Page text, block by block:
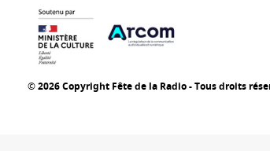
© 2026 Copyright Fête de la Radio - Tous droits